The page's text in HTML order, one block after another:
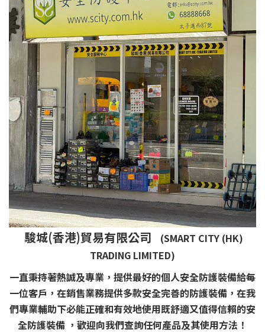
駿城(香港)貿易有限公司
(SMART CITY (HK)
TRADING LIMITED)
一直秉持著熱誠及專業，提供最好的個人安全防護裝備給每
一位客戶，在銷售業務提供多款安全完善的防護裝備，在我
們專業輔助下必能正確和有效地使用既舒適又值得信賴的安
全防護裝備 ，歡迎向我們查詢任何產品及其使用方法！